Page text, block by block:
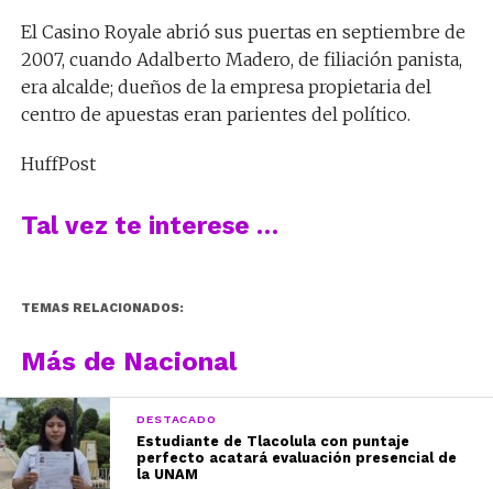
El Casino Royale abrió sus puertas en septiembre de
2007, cuando Adalberto Madero, de filiación panista,
era alcalde; dueños de la empresa propietaria del
centro de apuestas eran parientes del político.
HuffPost
Tal vez te interese …
TEMAS RELACIONADOS:
Más de Nacional
DESTACADO
Estudiante de Tlacolula con puntaje
perfecto acatará evaluación presencial de
la UNAM